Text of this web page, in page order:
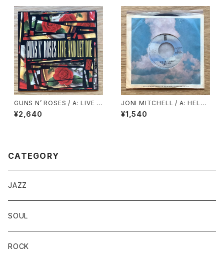
GUNS N’ ROSES / A: LIVE A
ND LET DIE ( LP VERSION )
/ B: LIVE AND LET DIE ( LIV
¥2,640
JONI MITCHELL / A: HELP
ME / B: JUST LIKE THIS TR
AIN
¥1,540
CATEGORY
JAZZ
SOUL
ROCK